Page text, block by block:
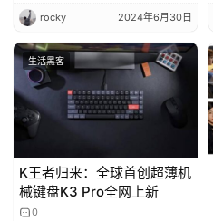
rocky 2024年6月30日
生活黑客
K王者归来：全球首创超薄机
械键盘K3 Pro全网上新
0